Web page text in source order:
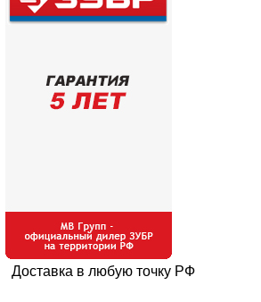
Доставка в любую точку РФ